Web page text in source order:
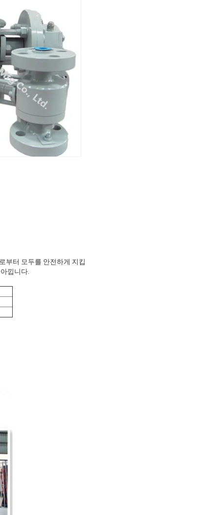
부터 모두를 안전하게 지킵
낍니다.